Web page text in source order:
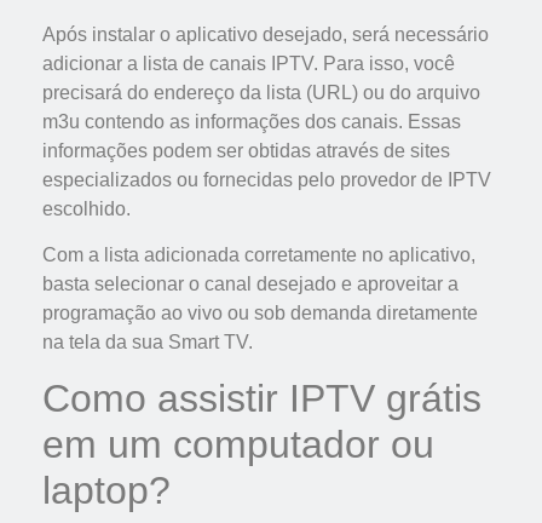
Após instalar o aplicativo desejado, será necessário
adicionar a lista de canais IPTV. Para isso, você
precisará do endereço da lista (URL) ou do arquivo
m3u contendo as informações dos canais. Essas
informações podem ser obtidas através de sites
especializados ou fornecidas pelo provedor de IPTV
escolhido.
Com a lista adicionada corretamente no aplicativo,
basta selecionar o canal desejado e aproveitar a
programação ao vivo ou sob demanda diretamente
na tela da sua Smart TV.
Como assistir IPTV grátis
em um computador ou
laptop?